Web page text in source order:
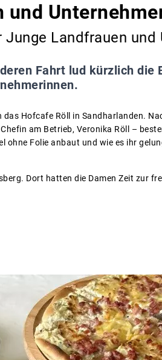
und
Landfrauen
Fahrt lud kürzlich die
das Hofcafe Röll in Sandharlanden.
am Betrieb, Veronika Röll –
ohne Folie anbaut und wie es ihr
Dort hatten die Damen Zeit zur